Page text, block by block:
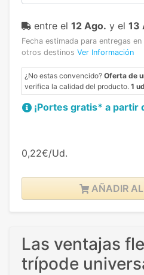
entre el 12 Ago. y el 13
Fecha estimada para entregas en
otros destinos Ver Información
¿No estas convencido? Oferta de
verifica la calidad del producto. 1
¡Portes gratis* a partir
0,22€/Ud.
AÑADIR AL
Las ventajas
trípode